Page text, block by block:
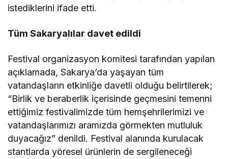
istediklerini ifade etti.
Tüm Sakaryalılar davet edildi
Festival organizasyon komitesi tarafından yapılan
açıklamada, Sakarya’da yaşayan tüm
vatandaşların etkinliğe davetli olduğu belirtilerek;
“Birlik ve beraberlik içerisinde geçmesini temenni
ettiğimiz festivalimizde tüm hemşehrilerimizi ve
vatandaşlarımızı aramızda görmekten mutluluk
duyacağız” denildi. Festival alanında kurulacak
stantlarda yöresel ürünlerin de sergileneceği